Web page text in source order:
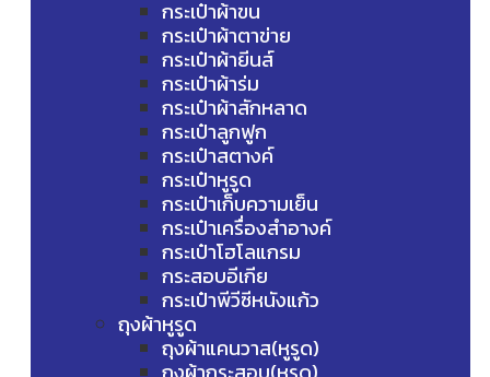
กระเป๋าผ้าขน
กระเป๋าผ้าตาข่าย
กระเป๋าผ้ายีนส์
กระเป๋าผ้าร่ม
กระเป๋าผ้าสักหลาด
กระเป๋าลูกฟูก
กระเป๋าสตางค์
กระเป๋าหูรูด
กระเป๋าเก็บความเย็น
กระเป๋าเครื่องสำอางค์
กระเป๋าโฮโลแกรม
กระสอบอีเกีย
กระเป๋าพีวีซีหนังแก้ว
ถุงผ้าหูรูด
ถุงผ้าแคนวาส(หูรูด)